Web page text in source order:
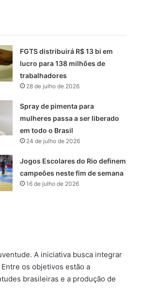
FGTS distribuirá R$ 13 bi em
lucro para 138 milhões de
trabalhadores
28 de julho de 2026
Spray de pimenta para
mulheres passa a ser liberado
em todo o Brasil
24 de julho de 2026
Jogos Escolares do Rio definem
campeões neste fim de semana
16 de julho de 2026
A iniciativa busca integrar
os objetivos estão a
brasileiras e a produção de